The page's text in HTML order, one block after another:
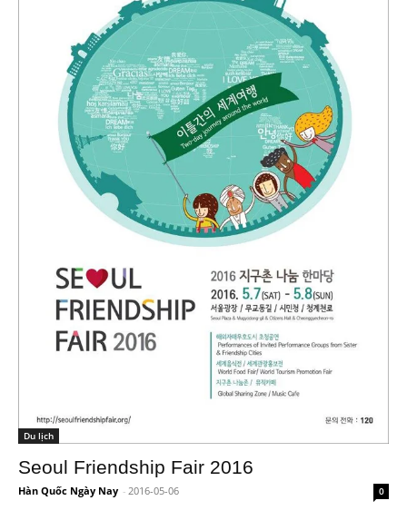
Du lịch
Seoul Friendship Fair 2016
Hàn Quốc Ngày Nay - 2016-05-06 0